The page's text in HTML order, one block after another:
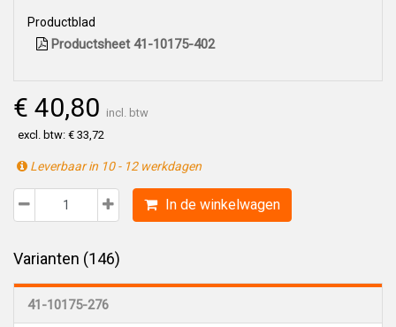
Productblad
Productsheet 41-10175-402
€ 40,80 incl. btw
excl. btw: € 33,72
Leverbaar in 10 - 12 werkdagen
In de winkelwagen
Varianten (146)
41-10175-276